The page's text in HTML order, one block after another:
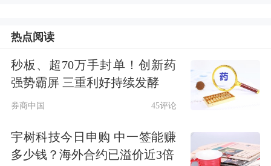
2026年度的经营计划? 答:公司将锚定高
质量发展目标,深耕主业,聚焦战略落地
和各个板块具体业务方向。一是继续加
大研发投入,以技术创新赋能产品升级,
优化产品性能,推进技术攻关项目,不断
提升产品竞争优势,夯实公司核心竞争
热点阅读
秒板、超70万手封单！创新药
强势霸屏 三重利好持续发酵
券商中国 45评论
宇树科技今日申购 中一签能赚
多少钱？海外合约已溢价近3倍